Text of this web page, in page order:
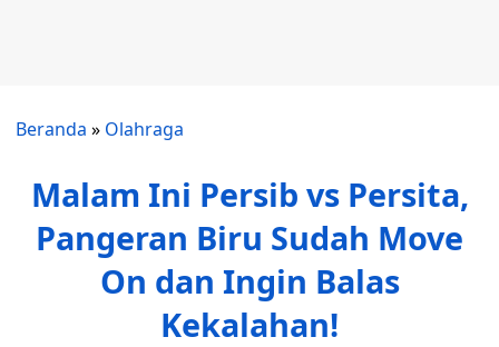
Beranda » Olahraga
Malam Ini Persib vs Persita,
Pangeran Biru Sudah Move
On dan Ingin Balas
Kekalahan!